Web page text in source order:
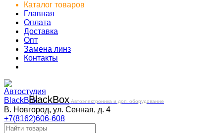
Каталог товаров
Главная
Оплата
Доставка
Опт
Замена линз
Контакты
BlackBox Автоэлектроника и доп. оборудование
В. Новгород, ул. Сенная, д. 4
+7(8162)606-608